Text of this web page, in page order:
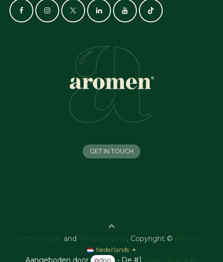
GET IN TOUCH
Terms of Use and Privacy Policy . Copyright © Aromen
Nederlands
Aangeboden door - De #1 Open source e-